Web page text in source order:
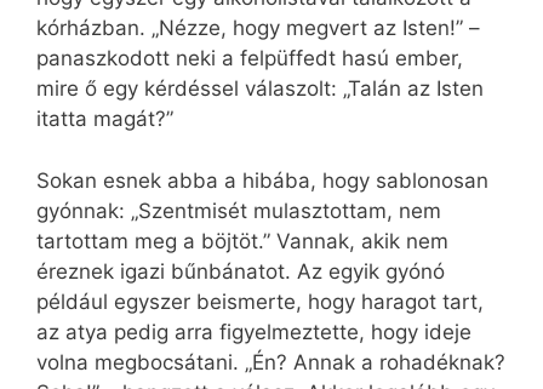
kórházban. „Nézze, hogy megvert az Isten!” –
panaszkodott neki a felpüffedt hasú ember,
mire ő egy kérdéssel válaszolt: „Talán az Isten
itatta magát?”
Sokan esnek abba a hibába, hogy sablonosan
gyónnak: „Szentmisét mulasztottam, nem
tartottam meg a böjtöt.” Vannak, akik nem
éreznek igazi bűnbánatot. Az egyik gyónó
például egyszer beismerte, hogy haragot tart,
az atya pedig arra figyelmeztette, hogy ideje
volna megbocsátani. „Én? Annak a rohadéknak?